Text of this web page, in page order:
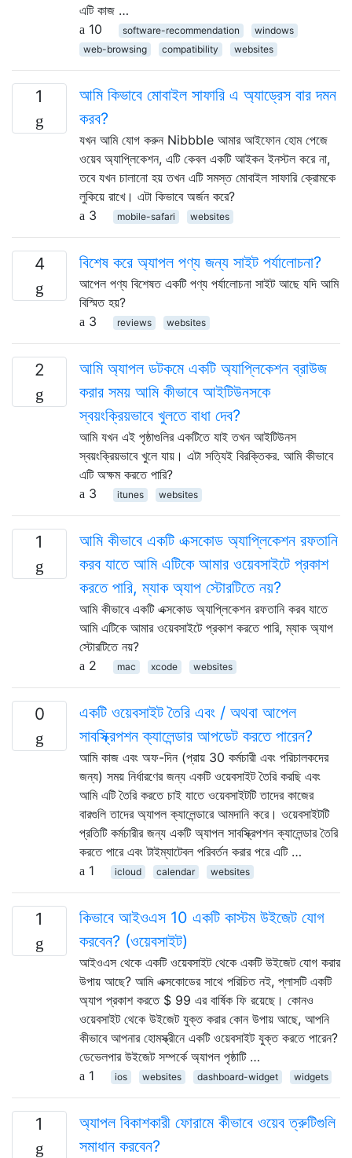
এটি কাজ …
10
software-recommendation
windows
web-browsing
compatibility websites
1
আমি কিভাবে মোবাইল সাফারি এ অ্যাড্রেস বার দমন
করব?
যখন আমি যোগ করুন Nibbble আমার আইফোন হোম পেজে
ওয়েব অ্যাপ্লিকেশন, এটি কেবল একটি আইকন ইনস্টল করে না,
তবে যখন চালানো হয় তখন এটি সমস্ত মোবাইল সাফারি ক্রোমকে
লুকিয়ে রাখে। এটা কিভাবে অর্জন করে?
3
mobile-safari websites
4 বিশেষ করে অ্যাপল পণ্য জন্য সাইট পর্যালোচনা?
আপেল পণ্য বিশেষত একটি পণ্য পর্যালোচনা সাইট আছে যদি আমি
বিস্মিত হয়?
3
reviews websites
2
আমি অ্যাপল ডটকমে একটি অ্যাপ্লিকেশন ব্রাউজ
করার সময় আমি কীভাবে আইটিউনসকে
স্বয়ংক্রিয়ভাবে খুলতে বাধা দেব?
আমি যখন এই পৃষ্ঠাগুলির একটিতে যাই তখন আইটিউনস
স্বয়ংক্রিয়ভাবে খুলে যায়। এটা সত্যিই বিরক্তিকর. আমি কীভাবে
এটি অক্ষম করতে পারি?
3
itunes websites
1
আমি কীভাবে একটি এক্সকোড অ্যাপ্লিকেশন রফতানি
করব যাতে আমি এটিকে আমার ওয়েবসাইটে প্রকাশ
করতে পারি, ম্যাক অ্যাপ স্টোরটিতে নয়?
আমি কীভাবে একটি এক্সকোড অ্যাপ্লিকেশন রফতানি করব যাতে
আমি এটিকে আমার ওয়েবসাইটে প্রকাশ করতে পারি, ম্যাক অ্যাপ
স্টোরটিতে নয়?
2
mac xcode websites
0
একটি ওয়েবসাইট তৈরি এবং / অথবা আপেল
সাবস্ক্রিপশন ক্যালেন্ডার আপডেট করতে পারেন?
আমি কাজ এবং অফ-দিন (প্রায় 30 কর্মচারী এবং পরিচালকদের
জন্য) সময় নির্ধারণের জন্য একটি ওয়েবসাইট তৈরি করছি এবং
আমি এটি তৈরি করতে চাই যাতে ওয়েবসাইটটি তাদের কাজের
বারগুলি তাদের অ্যাপল ক্যালেন্ডারে আমদানি করে। ওয়েবসাইটটি
প্রতিটি কর্মচারীর জন্য একটি অ্যাপল সাবস্ক্রিপশন ক্যালেন্ডার তৈরি
করতে পারে এবং টাইম্যাটেবল পরিবর্তন করার পরে এটি …
1
icloud calendar websites
1
কিভাবে আইওএস 10 একটি কাস্টম উইজেট যোগ
করবেন? (ওয়েবসাইট)
আইওএস থেকে একটি ওয়েবসাইট থেকে একটি উইজেট যোগ করার
উপায় আছে? আমি এক্সকোডের সাথে পরিচিত নই, প্লাসটি একটি
অ্যাপ প্রকাশ করতে $ 99 এর বার্ষিক ফি রয়েছে। কোনও
ওয়েবসাইট থেকে উইজেট যুক্ত করার কোন উপায় আছে, আপনি
কীভাবে আপনার হোমস্ক্রীনে একটি ওয়েবসাইট যুক্ত করতে পারেন?
ডেভেলপার উইজেট সম্পর্কে অ্যাপল পৃষ্ঠাটি …
1
ios websites dashboard-widget widgets
1
অ্যাপল বিকাশকারী ফোরামে কীভাবে ওয়েব ত্রুটিগুলি
সমাধান করবেন?